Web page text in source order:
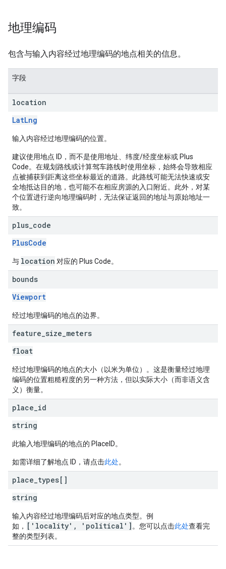
地理编码
包含与输入内容经过地理编码的地点相关的信息。
字段
location
LatLng
输入内容经过地理编码的位置。
建议使用地点 ID，而不是使用地址、纬度/经度坐标或 Plus
Code。在规划路线或计算驾车路线时使用坐标，始终会导致相应
点被捕获到距离这些坐标最近的道路。此路线可能无法快速或安
全地抵达目的地，也可能不在相应房源的入口附近。此外，对某
个位置进行逆向地理编码时，无法保证返回的地址与原始地址一
致。
plus code
PlusCode
与 location 对应的 Plus Code。
bounds
Viewport
经过地理编码的地点的边界。
feature size meters
float
经过地理编码的地点的大小（以米为单位）。这是衡量经过地理
编码的位置粗糙程度的另一种方法，但以实际大小（而非语义含
义）衡量。
place id
string
此输入地理编码的地点的 PlaceID。
如需详细了解地点 ID，请点击此处。
place types[]
string
输入内容经过地理编码后对应的地点类型。例
如， ['locality', 'political'] 。您可以点击此处查看完
整的类型列表。